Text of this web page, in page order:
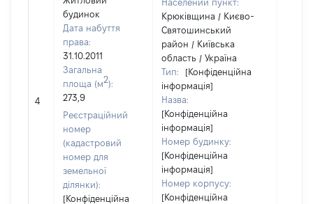
4
будинок
Дата набуття
права:
31.10.2011
Загальна
площа (м2):
273,9
Реєстраційний
номер
(кадастровий
номер для
земельної
ділянки):
[Конфіденційна
Населений пункт:
Крюківщина / Києво-
Святошинський
район / Київська
область / Україна
Тип:
[Конфіденційна
інформація]
Назва:
[Конфіденційна
інформація]
Номер будинку:
[Конфіденційна
інформація]
Номер корпусу:
[Конфіденційна